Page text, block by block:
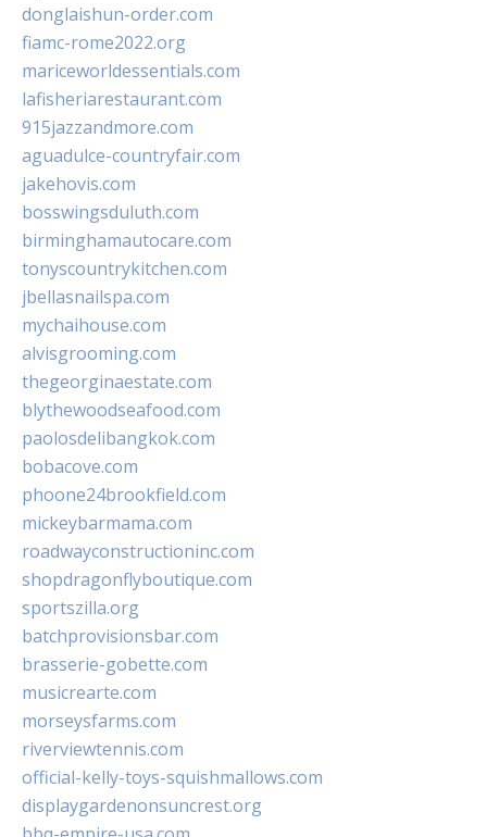
donglaishun-order.com
fiamc-rome2022.org
mariceworldessentials.com
lafisheriarestaurant.com
915jazzandmore.com
aguadulce-countryfair.com
jakehovis.com
bosswingsduluth.com
birminghamautocare.com
tonyscountrykitchen.com
jbellasnailspa.com
mychaihouse.com
alvisgrooming.com
thegeorginaestate.com
blythewoodseafood.com
paolosdelibangkok.com
bobacove.com
phoone24brookfield.com
mickeybarmama.com
roadwayconstructioninc.com
shopdragonflyboutique.com
sportszilla.org
batchprovisionsbar.com
brasserie-gobette.com
musicrearte.com
morseysfarms.com
riverviewtennis.com
official-kelly-toys-squishmallows.com
displaygardenonsuncrest.org